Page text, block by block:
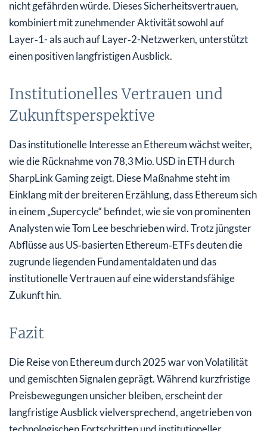
nicht gefährden würde. Dieses Sicherheitsvertrauen,
kombiniert mit zunehmender Aktivität sowohl auf
Layer‑1- als auch auf Layer‑2-Netzwerken, unterstützt
einen positiven langfristigen Ausblick.
Institutionelles Vertrauen und
Zukunftsperspektive
Das institutionelle Interesse an Ethereum wächst weiter,
wie die Rücknahme von 78,3 Mio. USD in ETH durch
SharpLink Gaming zeigt. Diese Maßnahme steht im
Einklang mit der breiteren Erzählung, dass Ethereum sich
in einem „Supercycle“ befindet, wie sie von prominenten
Analysten wie Tom Lee beschrieben wird. Trotz jüngster
Abflüsse aus US‑basierten Ethereum‑ETFs deuten die
zugrunde liegenden Fundamentaldaten und das
institutionelle Vertrauen auf eine widerstandsfähige
Zukunft hin.
Fazit
Die Reise von Ethereum durch 2025 war von Volatilität
und gemischten Signalen geprägt. Während kurzfristige
Preisbewegungen unsicher bleiben, erscheint der
langfristige Ausblick vielversprechend, angetrieben von